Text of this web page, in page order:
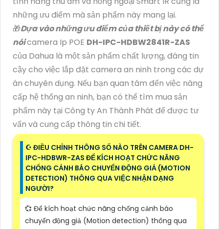
những ưu điểm mà sản phẩm này mang lại.
🎁Dựa vào những ưu điểm của thiết bị này có thể
nóicamera Ip POE DH-IPC-HDBW2841R-ZAS
của Dahua là một sản phẩm chất lượng, đáng tin
cậy cho việc lắp đặt camera an ninh trong các dự
án chuyên dụng. Nếu bạn quan tâm đến việc nâng
cấp hệ thống an ninh, bạn có thể tìm mua sản
phẩm này tại Công ty An Thành Phát để được tư
vấn và cung cấp thông tin chi tiết.
☪ ĐIỀU CHỈNH THÔNG SỐ NÀO TRÊN CAMERA DH-
IPC-HDBWR-ZAS ĐỂ KÍCH HOẠT CHỨC NĂNG
CHỐNG CẢNH BÁO CHUYỂN ĐỘNG GIẢ (MOTION
DETECTION) THÔNG QUA VIỆC NHẬN DẠNG
NGƯỜI?
💞 Để kích hoạt chức năng chống cảnh báo
chuyển động giả (Motion detection) thông qua